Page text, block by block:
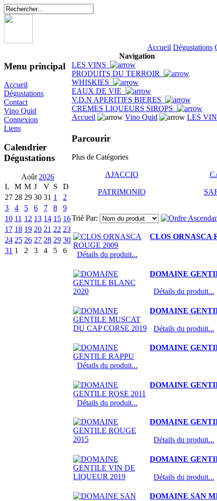
Accueil Dégustations
Menu principal
Accueil
Dégustations
Contact
Vino Quid
Connexion
Liens
Calendrier
Dégustations
Août 2026
L
M M J V S
D
27 28 29 30 31 1
2
3
4 5 6 7 8
9
10 11 12 13 14 15 16
17 18 19 20 21 22 23
24 25 26 27 28 29 30
31 1 2 3 4 5 6
Navigation
LES VINS
PRODUITS DU TERROIR
WHISKIES
EAUX DE VIE
V.D.N APERITIFS BIERES
CREMES LIQUEURS SIROPS
Accueil
Vino Quid LES
Parcourir
Plus de Catégories
AJACCIO
PATRIMONIO
Trié Par:
CLOS ORNASCA
Détails du produit...
DOMAINE
Détails du produit...
DOMAINE
Détails du produit...
DOMAINE
Détails du produit...
DOMAINE
Détails du produit...
DOMAINE
Détails du produit...
DOMAINE
Détails du produit...
DOMAINE SAN